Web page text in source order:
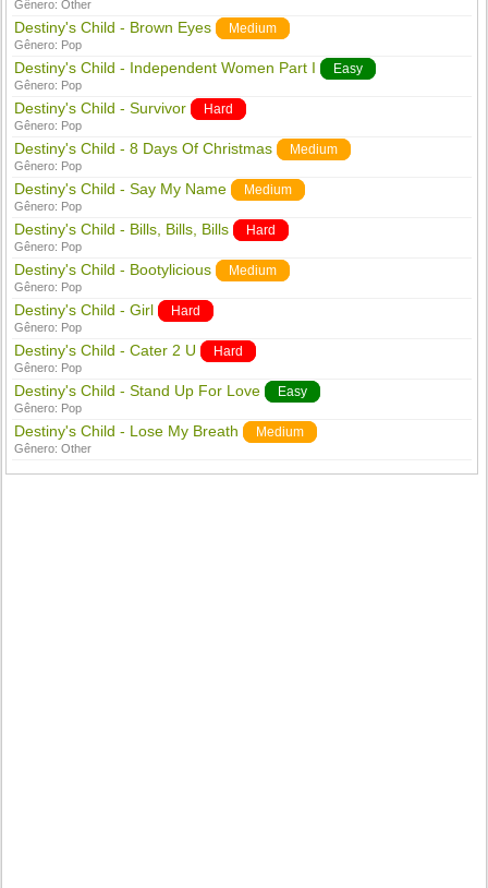
Gênero:Other
Destiny's Child - Brown Eyes Medium
Gênero: Pop
Destiny's Child - Independent Women Part I Easy
Gênero: Pop
Destiny's Child - Survivor Hard
Gênero: Pop
Destiny's Child - 8 Days Of Christmas Medium
Gênero: Pop
Destiny's Child - Say My Name Medium
Gênero: Pop
Destiny's Child - Bills, Bills, Bills Hard
Gênero: Pop
Destiny's Child - Bootylicious Medium
Gênero: Pop
Destiny's Child - Girl Hard
Gênero: Pop
Destiny's Child - Cater 2 U Hard
Gênero: Pop
Destiny's Child - Stand Up For Love Easy
Gênero: Pop
Destiny's Child - Lose My Breath Medium
Gênero:Other